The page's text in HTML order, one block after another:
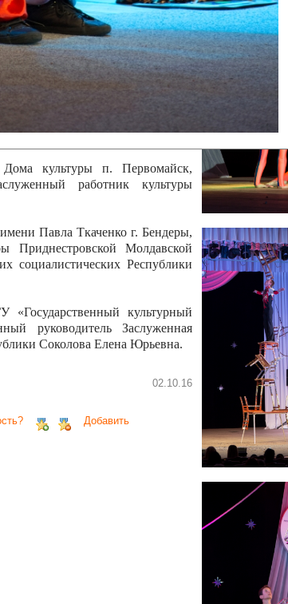
Дома детско –юношеского
руководитель Хачатурян Юрий
Городской дворец культуры г.
культуры Приднестровской
культуры п. Первомайск,
работник культуры
Павла Ткаченко г. Бендеры,
Приднестровской Молдавской
социалистических Республики
«Государственный культурный
руководитель Заслуженная
Соколова Елена Юрьевна.
02.10.16
Добавить